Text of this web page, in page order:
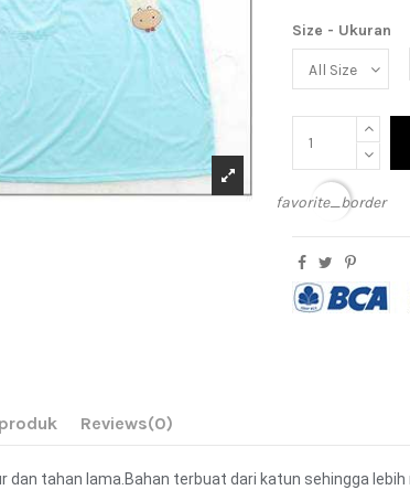
Size - Ukuran
favorite_border
Reviews(0)
dan tahan lama.Bahan terbuat dari katun sehingga